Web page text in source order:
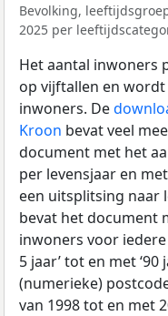
Bevolking,
2025 per
Het aantal inwoners
op vijftallen en
inwoners. De
Kroon bevat veel
document met het
per levensjaar en
een uitsplitsing naar
bevat het document
inwoners voor
5 jaar’ tot en met
(numerieke)
van 1998 tot en met